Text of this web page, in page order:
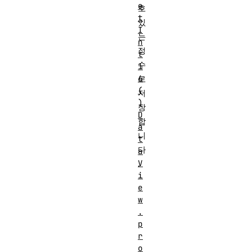
호
있
는
정
수
로
저
장
합
니
다
.
e
t
I
n
t
1
6
(
)
D
a
t
a
V
i
e
w
.
p
r
o